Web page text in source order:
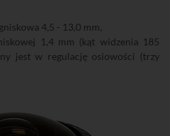
4,5 - 13,0 mm,
1,4 mm (kąt widzenia 185
jest w regulację osiowości (trzy